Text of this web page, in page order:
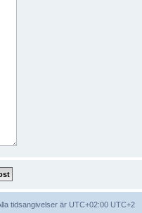
tidsangivelser är UTC+02:00 UTC+2